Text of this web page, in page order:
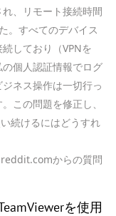
、リモート接続時間
。すべてのデバイス
しており（VPNを
個人認証情報でログ
ネス操作は一切行っ
この問題を修正し、
続けるにはどうすれ
からの質問
を使用